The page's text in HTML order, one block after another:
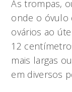
As trompas,
onde o óvulo
ovários ao
12
mais largas
em diversos